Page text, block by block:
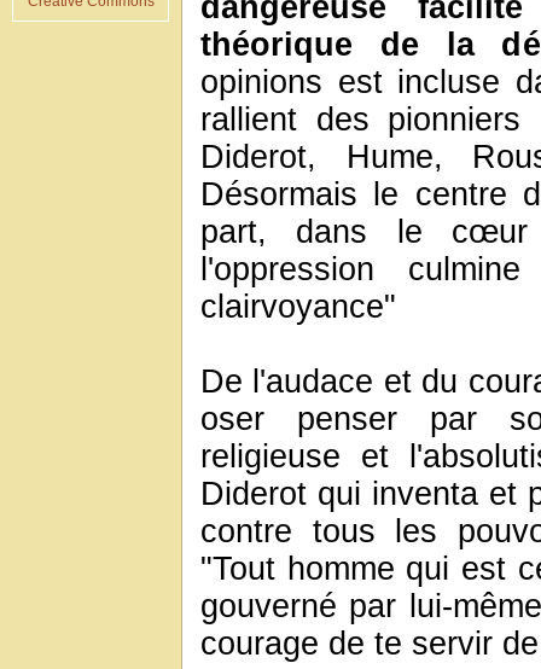
dangereuse
théorique de la
opinions est incluse
rallient des pionniers
Diderot, Hume,
Désormais le centre
part, dans le cœur
l'oppression
clairvoyance"
De l'audace et du
oser penser par
religieuse et
Diderot qui inventa et
contre tous les
"Tout homme qui est
gouverné par lui-
courage de te servir